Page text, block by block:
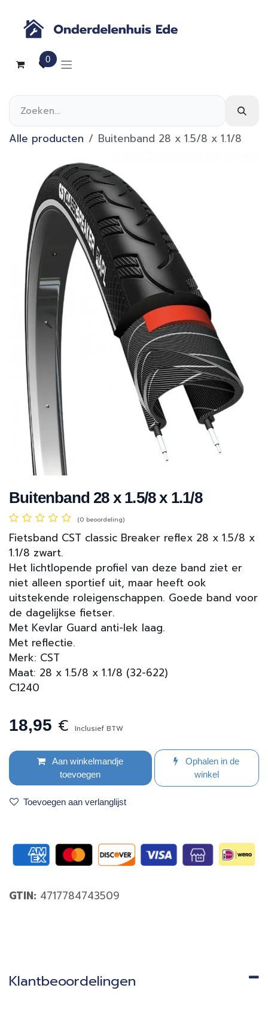
0
Alle producten Buitenband 28 x 1.5/8 x 1.1/8
Buitenband 28 x 1.5/8 x 1.1/8
(0 beoordeling)
Fietsband CST classic Breaker reflex 28 x 1.5/8 x
1.1/8 zwart.
Het lichtlopende profiel van deze band ziet er
niet alleen sportief uit, maar heeft ook
uitstekende roleigenschappen. Goede band voor
de dagelijkse fietser.
Met Kevlar Guard anti-lek laag.
Met reflectie.
Merk: CST
Maat: 28 x 1.5/8 x 1.1/8 (32-622)
C1240
18,95 € Inclusief BTW
Aan winkelmandje
toevoegen
Ophalen in de
winkel
Toevoegen aan verlanglijst
GTIN: 4717784743509
Klantbeoordelingen